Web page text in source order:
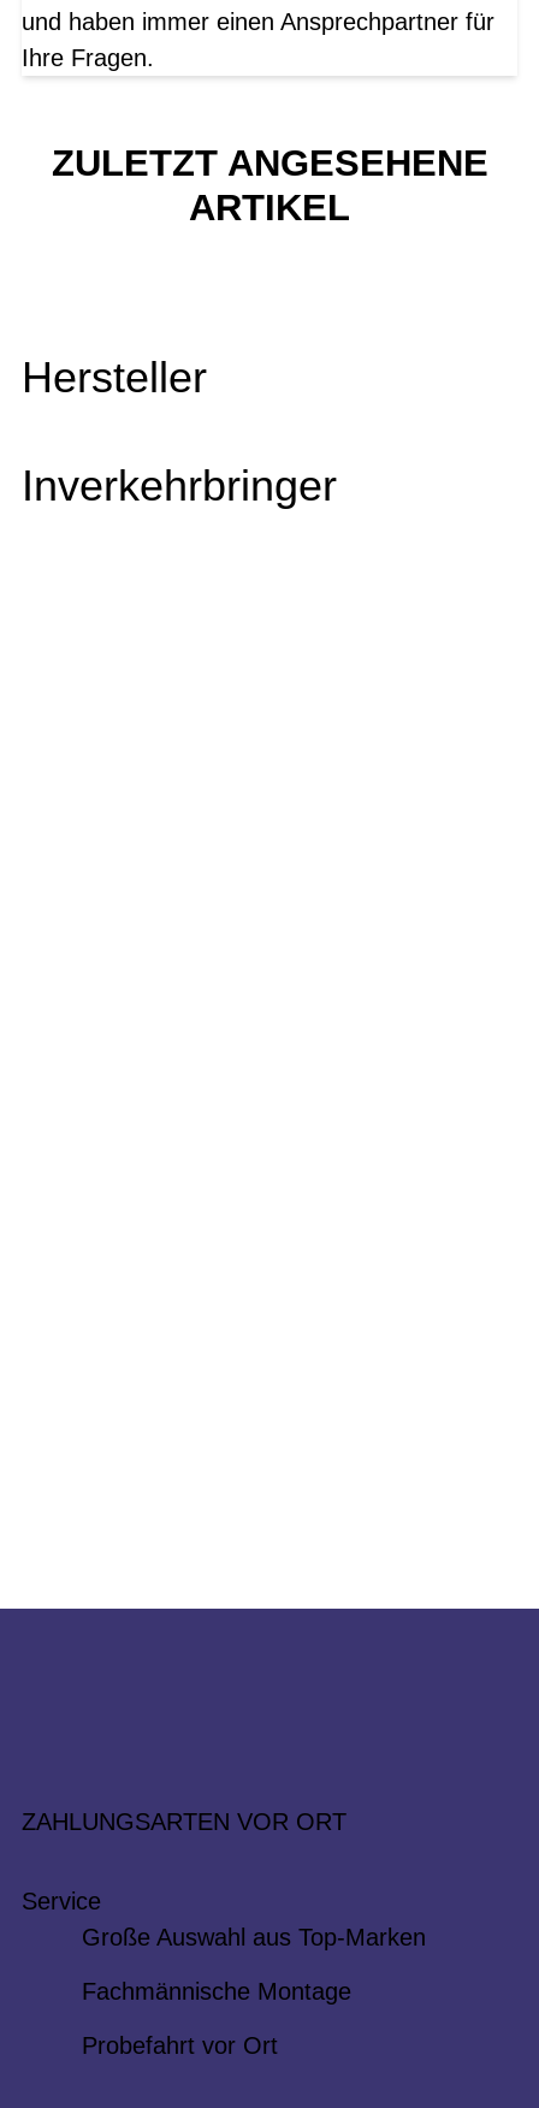
und haben immer einen Ansprechpartner für
Ihre Fragen.
ZULETZT ANGESEHENE
ARTIKEL
Hersteller
Inverkehrbringer
ZAHLUNGSARTEN VOR ORT
Service
Große Auswahl aus Top-Marken
Fachmännische Montage
Probefahrt vor Ort